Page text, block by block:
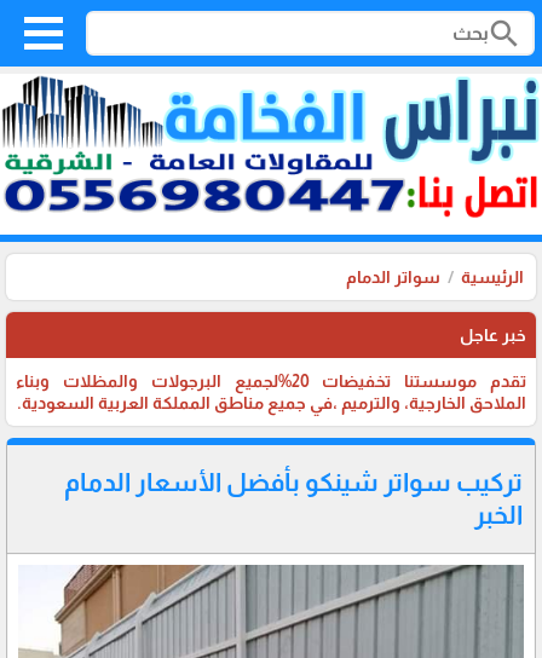
search
الرئيسية سواتر الدمام
خبر عاجل
تقدم موسستنا تخفيضات 20%لجميع البرجولات والمظلات وبناء
الملاحق الخارجية، والترميم ،في جميع مناطق المملكة العربية السعودية.
تركيب سواتر شينكو بأفضل الأسعار الدمام
الخبر